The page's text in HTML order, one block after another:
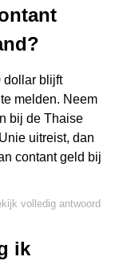
dollar blijft
melden. Neem
bij de Thaise
uitreist, dan
contant geld bij
volledig antwoord
ik